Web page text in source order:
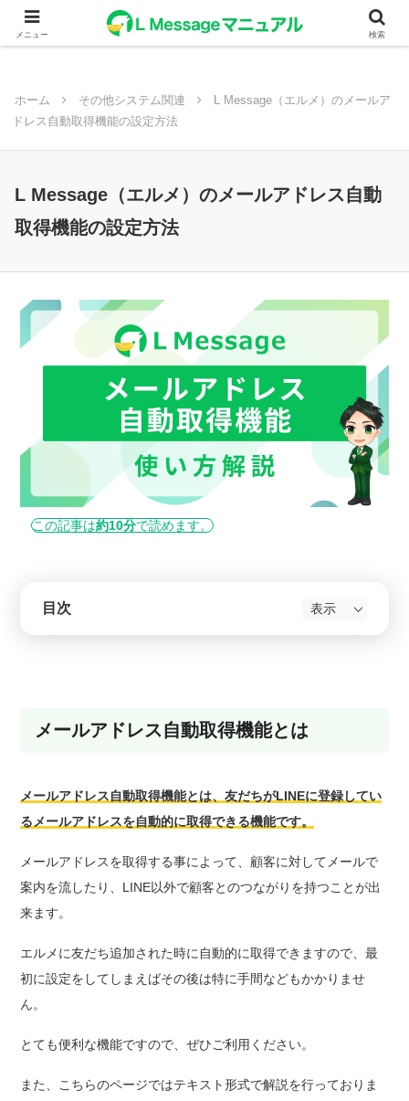
ホーム その他システム関連
L Message（エルメ）のメールア
ドレス自動取得機能の設定方法
L Message（エルメ）のメールアドレス自動
取得機能の設定方法
この記事は約10分で読めます。
目次
メールアドレス自動取得機能とは
メールアドレス自動取得機能とは、友だちがLINEに登録してい
るメールアドレスを自動的に取得できる機能です。
メールアドレスを取得する事によって、顧客に対してメールで
案内を流したり、LINE以外で顧客とのつながりを持つことが出
来ます。
エルメに友だち追加された時に自動的に取得できますので、最
初に設定をしてしまえばその後は特に手間などもかかりませ
ん。
とても便利な機能ですので、ぜひご利用ください。
また、こちらのページではテキスト形式で解説を行っておりま
メニュー 検索